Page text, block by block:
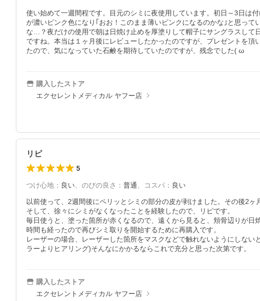
使い始めて一週間程です。目元のシミに夜使用しています。初日～3日は
が濃いピンク色になり｢おお！このまま薄いピンクになるのかな｣と思っ
な…？夜だけの使用で朝は日焼け止めを厚塗りして帽子にサングラスして
ですね。本当は１ヶ月後にレビューしたかったのですが、プレゼントを
たので、気になっていた石鹸を期待していたのですが、残念でした( ω
購入したストア
エクセレントメディカル ヤフー店
リピ
5
つけ心地 ： 良い、 のびの良さ ： 普通 、 コスパ ： 良い
以前使って、2週間後にペリッとシミの部分の皮が剥けました。その後2ヶ
そして、徐々にシミがなくなったことを経験したので、リピです。
毎日使うと、塗った箇所が赤くなるので、遠くから見ると、頬骨辺りが
時間も経ったので再びシミ取りを開始するために再購入です。
レーザーの場合、レーザーした箇所をマスクなどで触れないようにしな
ラーよりヒアリング)そんなにかかるならこれで充分と思った次第です。
購入したストア
エクセレントメディカル ヤフー店